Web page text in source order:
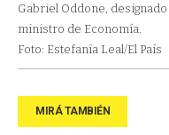
Gabriel Oddone,
ministro de Economía.
Foto: Estefanía Leal/El País